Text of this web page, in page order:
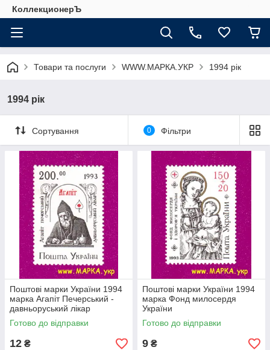
КоллекционерЪ
Товари та послуги WWW.МАРКА.УКР 1994 рік
1994 рік
Сортування 0 Фільтри
Поштові марки України 1994
марка Агапіт Печерський -
давньоруський лікар
Готово до відправки
12 ₴
Поштові марки України 1994
марка Фонд милосердя
України
Готово до відправки
9 ₴